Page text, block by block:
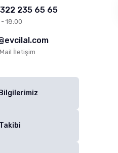
235 65 65
18:00
İletişim